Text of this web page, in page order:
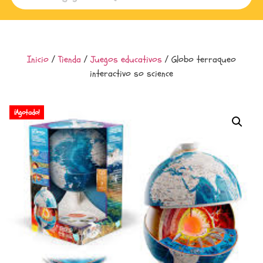
Inicio /Tienda /Juegos educativos / Globo terraqueo
interactivo so science
¡Agotado!